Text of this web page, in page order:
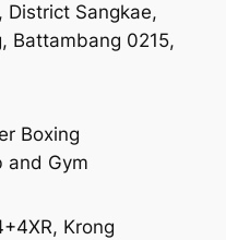
District Sangkae,
Battambang 0215,
Boxing
and Gym
Krong